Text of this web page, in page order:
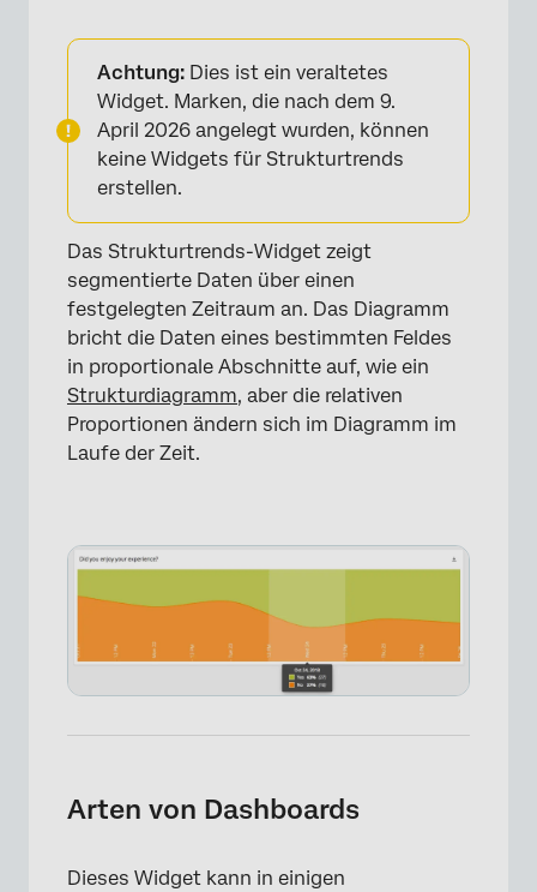
FAQs
Achtung: Dies ist ein veraltetes
Widget. Marken, die nach dem 9.
April 2026 angelegt wurden, können
keine Widgets für Strukturtrends
erstellen.
Das Strukturtrends-Widget zeigt
segmentierte Daten über einen
festgelegten Zeitraum an. Das Diagramm
bricht die Daten eines bestimmten Feldes
in proportionale Abschnitte auf, wie ein
Strukturdiagramm, aber die relativen
Proportionen ändern sich im Diagramm im
Laufe der Zeit.
Arten von Dashboards
Dieses Widget kann in einigen